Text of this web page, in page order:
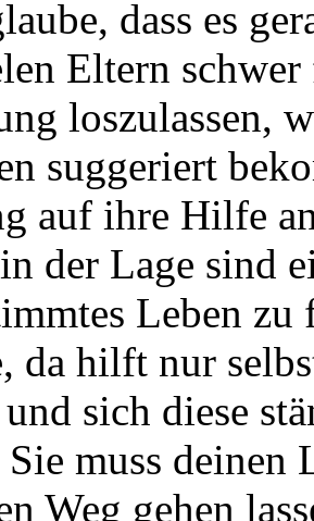
dass es
Eltern
loszulassen,
suggeriert
auf ihre Hilfe
der Lage sind
Leben zu
da hilft nur
und sich diese
muss
Weg gehen